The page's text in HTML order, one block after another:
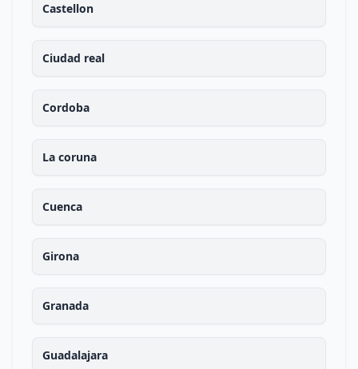
Castellon
Ciudad real
Cordoba
La coruna
Cuenca
Girona
Granada
Guadalajara